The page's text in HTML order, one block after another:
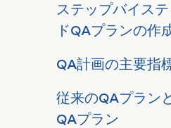
ステップバイス
ドQAプランの作
QA計画の主要指
従来のQAプラン
QAプラン